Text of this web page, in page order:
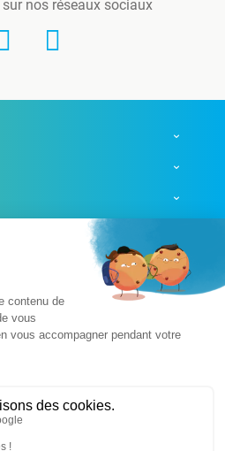
sur nos réseaux sociaux
légales
de ventes